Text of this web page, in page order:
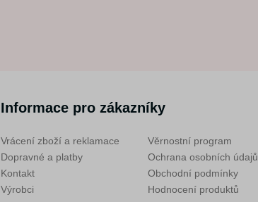
Informace pro zákazníky
Vrácení zboží a reklamace
Dopravné a platby
Kontakt
Výrobci
Věrnostní program
Ochrana osobních údajů
Obchodní podmínky
Hodnocení produktů